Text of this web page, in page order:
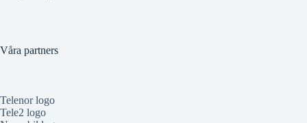
Våra partners
Telenor logo
Tele2 logo